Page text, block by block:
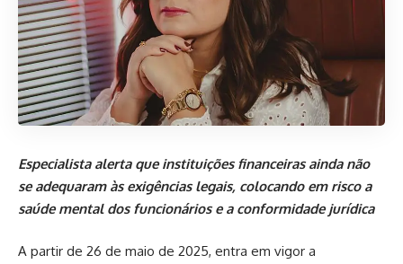
Especialista alerta que instituições financeiras ainda não
se adequaram às exigências legais, colocando em risco a
saúde mental dos funcionários e a conformidade jurídica
A partir de 26 de maio de 2025, entra em vigor a